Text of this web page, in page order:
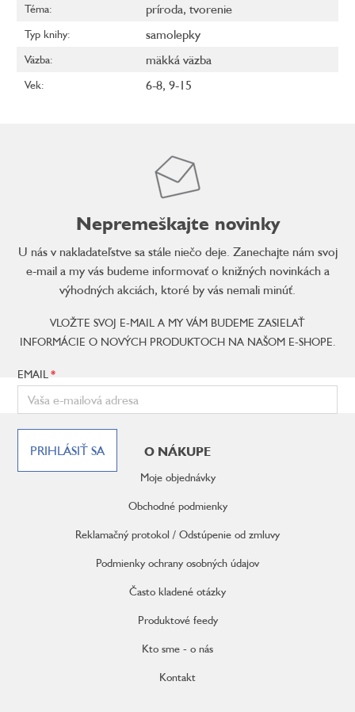
Téma: príroda, tvorenie
Typ knihy: samolepky
Väzba: mäkká väzba
Vek: 6-8, 9-15
Nepremeškajte novinky
U nás v nakladateľstve sa stále niečo deje. Zanechajte nám svoj
e-mail a my vás budeme informovať o knižných novinkách a
výhodných akciách, ktoré by vás nemali minúť.
VLOŽTE SVOJ E-MAIL A MY VÁM BUDEME ZASIELAŤ
INFORMÁCIE O NOVÝCH PRODUKTOCH NA NAŠOM E-SHOPE.
EMAIL
PRIHLÁSIŤ SA O NÁKUPE
Moje objednávky
Obchodné podmienky
Reklamačný protokol / Odstúpenie od zmluvy
Podmienky ochrany osobných údajov
Často kladené otázky
Produktové feedy
Kto sme - o nás
Kontakt